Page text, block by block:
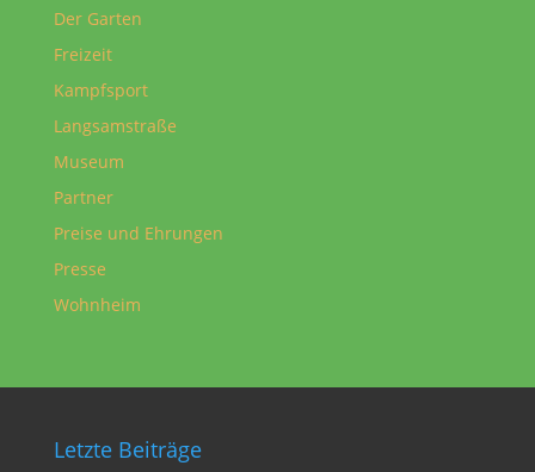
Der Garten
Freizeit
Kampfsport
Langsamstraße
Museum
Partner
Preise und Ehrungen
Presse
Wohnheim
Letzte Beiträge